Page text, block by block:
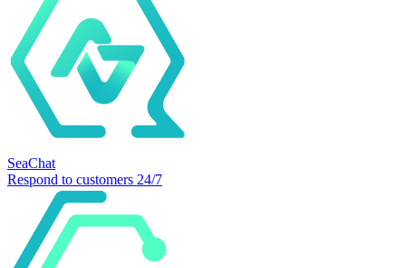
SeaChat
Respond to customers 24/7